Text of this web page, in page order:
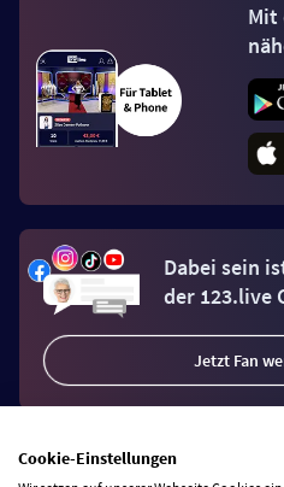
Mit
Dabei sein
der 123.live
Jetzt Fan
Cookie-Einstellungen